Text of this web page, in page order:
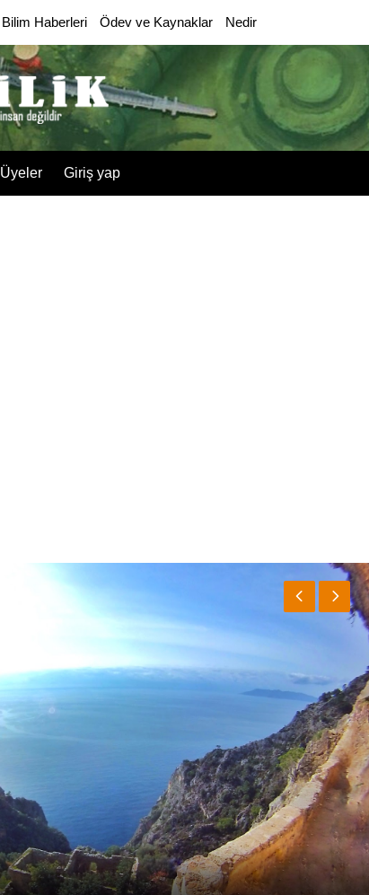
Bilim Haberleri Ödev ve Kaynaklar Nedir
Üyeler Giriş yap
Tatil-Seyahat